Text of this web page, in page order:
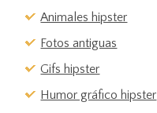
Animales hipster
Fotos antiguas
Gifs hipster
Humor gráfico hipster